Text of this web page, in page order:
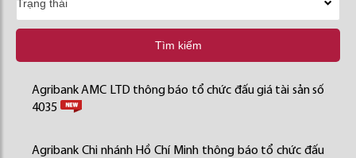
Tìm kiếm
Agribank AMC LTD thông báo tổ chức đấu giá tài sản số
4035
Agribank Chi nhánh Hồ Chí Minh thông báo tổ chức đấu